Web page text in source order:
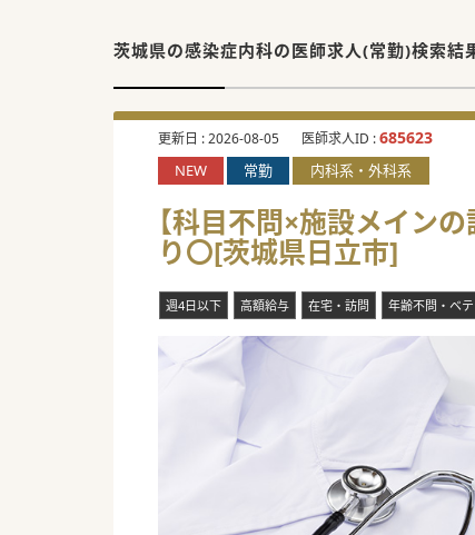
茨城県の感染症内科の医師求人(常勤)検索結
更新日 :2026-08-05 医師求人ID :685623
NEW 常勤 内科系・外科系
【科目不問×施設メイン
り〇[茨城県日立市]
週4日以下 高額給与 在宅・訪問 年齢不問・ベ